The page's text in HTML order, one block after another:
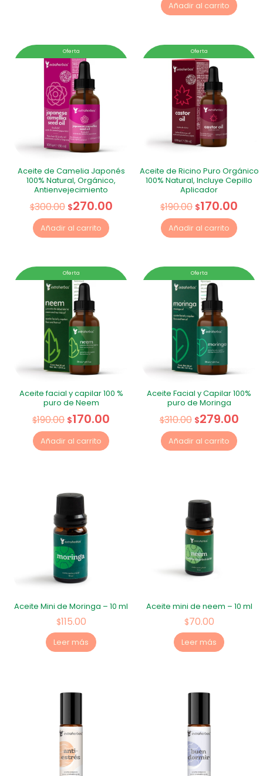
Añadir al carrito
Oferta
Aceite de Camelia Japonés
100% Natural, Orgánico,
Antienvejecimiento
$300.00 $270.00
Añadir al carrito
Oferta
Aceite de Ricino Puro Orgánico
100% Natural, Incluye Cepillo
Aplicador
$190.00 $170.00
Añadir al carrito
Oferta
Aceite facial y capilar 100 %
puro de Neem
$190.00 $170.00
Añadir al carrito
Oferta
Aceite Facial y Capilar 100%
puro de Moringa
$310.00 $279.00
Añadir al carrito
Aceite Mini de Moringa – 10 ml
$115.00
Leer más
Aceite mini de neem – 10 ml
$70.00
Leer más